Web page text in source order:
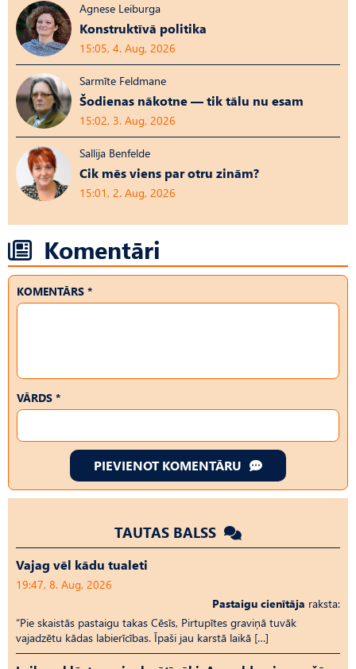
Agnese Leiburga
Konstruktīvā politika
15:05, 4. Aug, 2026
Sarmīte Feldmane
Šodienas nākotne — tik tālu nu esam
15:02, 3. Aug, 2026
Sallija Benfelde
Cik mēs viens par otru zinām?
15:01, 2. Aug, 2026
Komentāri
KOMENTĀRS *
VĀRDS *
PIEVIENOT KOMENTĀRU
TAUTAS BALSS
Vajag vēl kādu tualeti
19:47, 8. Aug, 2026
Pastaigu cienītāja raksta:
“Pie skaistās pastaigu takas Cēsīs, Pirtupītes graviņā tuvāk
vajadzētu kādas labierīcības. Īpaši jau karstā laikā […]